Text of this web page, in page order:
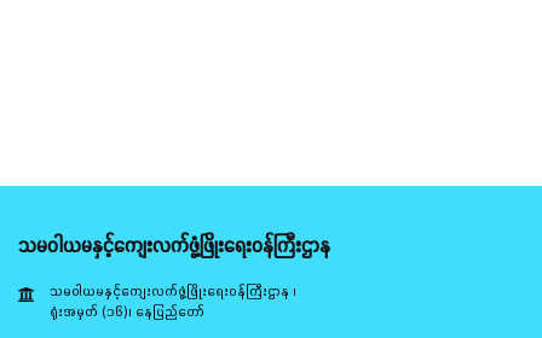
သမဝါယမနှင့်ကျေးလက်ဖွံ့ဖြိုးရေးဝန်ကြီးဌာန
သမဝါယမနှင့်ကျေးလက်ဖွံ့ဖြိုးရေးဝန်ကြီးဌာန ၊
ရုံးအမှတ် (၁၆)၊ နေပြည်တော်